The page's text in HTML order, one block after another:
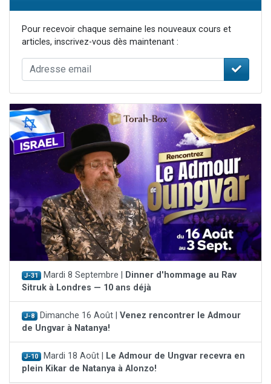
Pour recevoir chaque semaine les nouveaux cours et
articles, inscrivez-vous dès maintenant :
J-31 Mardi 8 Septembre |
Dinner d'hommage au Rav
Sitruk à Londres — 10 ans déjà
J-8 Dimanche 16 Août | Venez rencontrer le Admour
de Ungvar à Natanya!
J-10 Mardi 18 Août |
Le Admour de Ungvar recevra en
plein Kikar de Natanya à Alonzo!